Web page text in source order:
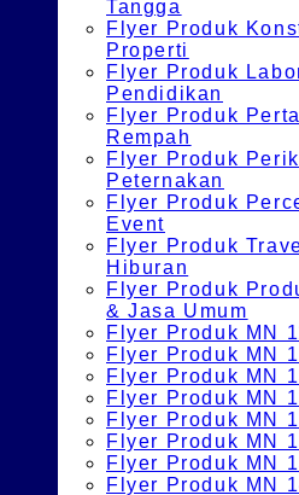
Tangga
Flyer Produk
Properti
Flyer Produk
Pendidikan
Flyer Produk
Rempah
Flyer Produk
Peternakan
Flyer Produk
Event
Flyer Produk
Hiburan
Flyer Produk
& Jasa Umum
Flyer Produk MN
Flyer Produk MN
Flyer Produk MN
Flyer Produk MN
Flyer Produk MN
Flyer Produk MN
Flyer Produk MN
Flyer Produk MN